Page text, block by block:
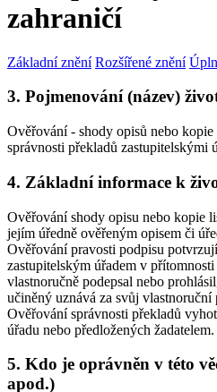
zahraničí
Základní znění Rozšířené znění
3. Pojmenování (název)
Ověřování - shody opisů nebo
správnosti překladů zastupitelskými
4. Základní informace k
Ověřování shody opisu nebo kopie
jejím úředně ověřeným opisem či
Ověřování pravosti podpisu
zastupitelským úřadem v
vlastnoručně podepsal nebo
učiněný uznává za svůj vlastnoruční
Ověřování správnosti překladů
úřadu nebo předložených žadatelem.
5. Kdo je oprávněn v této
apod.)